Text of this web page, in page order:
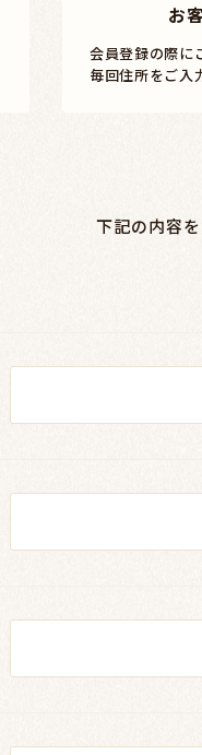
お
会員登録の際に
毎回住所をご入
下記の内容